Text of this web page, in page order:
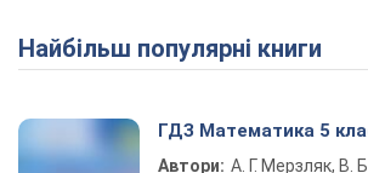
Найбільш популярні книги
ГДЗ Математика 5
Автори: А. Г. Мерзляк, В.